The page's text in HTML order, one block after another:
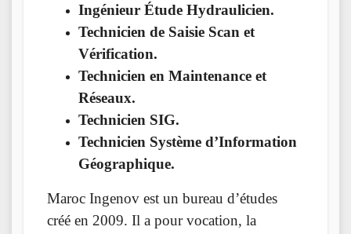
Ingénieur Étude Hydraulicien.
Technicien de Saisie Scan et
Vérification.
Technicien en Maintenance et
Réseaux.
Technicien SIG.
Technicien Système d’Information
Géographique.
Maroc Ingenov est un bureau d’études
créé en 2009. Il a pour vocation, la